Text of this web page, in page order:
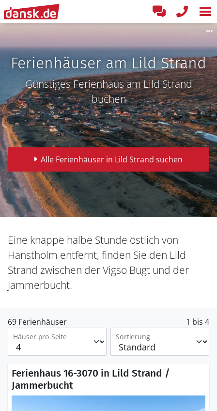
Ferienhäuser am Lild Strand
Günstiges Ferienhaus am Lild Strand
buchen
Alle Ferienhäuser in Lild Strand suchen
Eine knappe halbe Stunde östlich von
Hanstholm entfernt, finden Sie den Lild
Strand zwischen der Vigso Bugt und der
Jammerbucht.
69 Ferienhäuser 1 bis 4
Häuser pro Seite Sortierung
Ferienhaus 16-3070 in Lild Strand /
Jammerbucht